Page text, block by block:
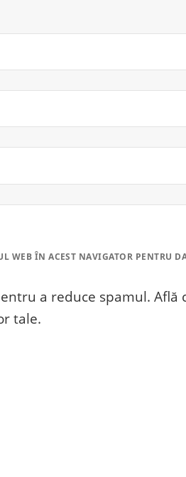
WEB ÎN ACEST NAVIGATOR PENTRU
a reduce spamul. Află
tale.